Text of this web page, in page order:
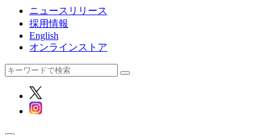
ニュースリリース
採用情報
English
オンラインストア